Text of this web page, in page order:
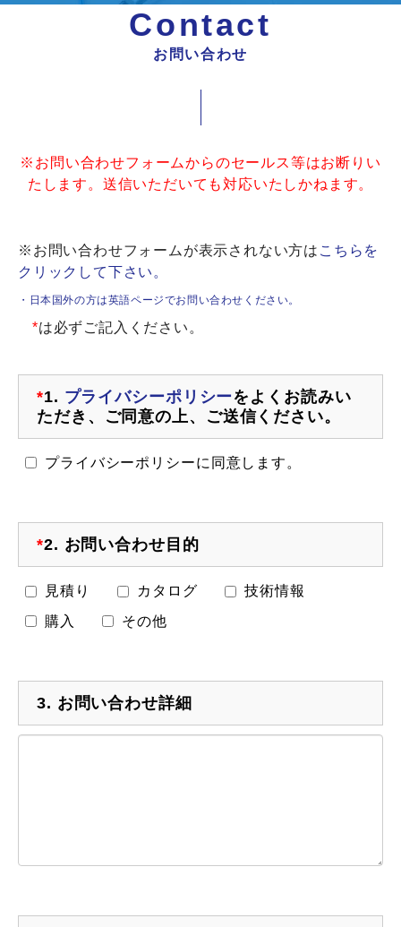
Contact
お問い合わせ
※お問い合わせフォームからのセールス等はお断りい
たします。送信いただいても対応いたしかねます。
※お問い合わせフォームが表示されない方は こちらを
クリックして下さい。
・日本国外の方は英語ページでお問い合わせください。
*は必ずご記入ください。
*1. プライバシーポリシーをよくお読みい
ただき、ご同意の上、ご送信ください。
プライバシーポリシーに同意します。
*2. お問い合わせ目的
見積り カタログ
技術情報
購入
その他
3. お問い合わせ詳細